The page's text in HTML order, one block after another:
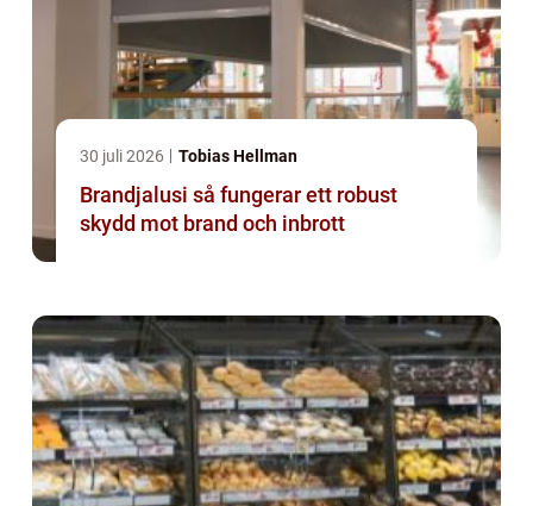
30 juli 2026 Tobias Hellman
Brandjalusi så fungerar ett robust
skydd mot brand och inbrott